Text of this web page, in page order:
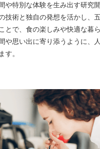
や特別な体験を生み出す研究
技術と独自の発想を活かし、
とで、食の楽しみや快適な暮
や思い出に寄り添うように、
す。